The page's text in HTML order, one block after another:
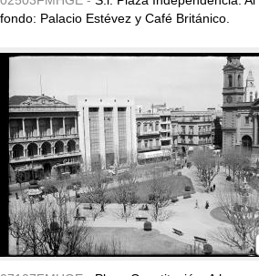
fondo: Palacio Estévez y Café Británico.